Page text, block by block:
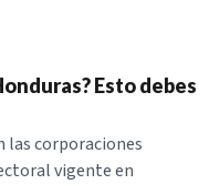
Esto debes
las corporaciones
vigente en